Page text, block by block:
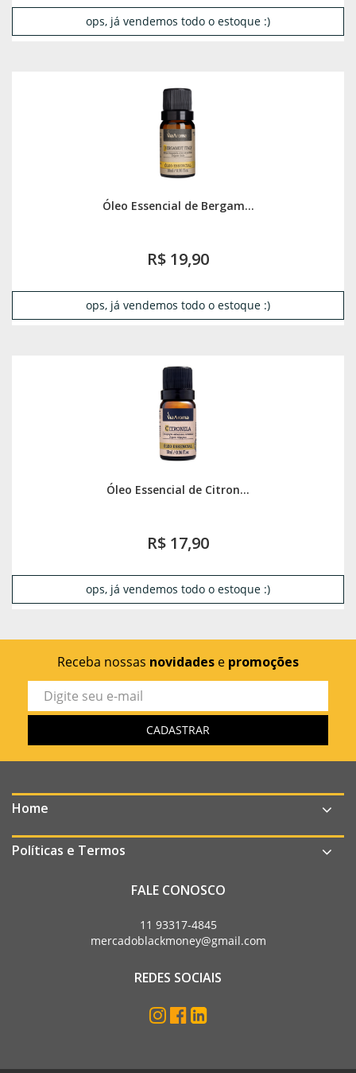
ops, já vendemos todo o estoque :)
Óleo Essencial de Bergam...
R$ 19,90
ops, já vendemos todo o estoque :)
Óleo Essencial de Citron...
R$ 17,90
ops, já vendemos todo o estoque :)
Receba nossas novidades e promoções
Home
Políticas e Termos
FALE CONOSCO
11 93317-4845
mercadoblackmoney@gmail.com
REDES SOCIAIS